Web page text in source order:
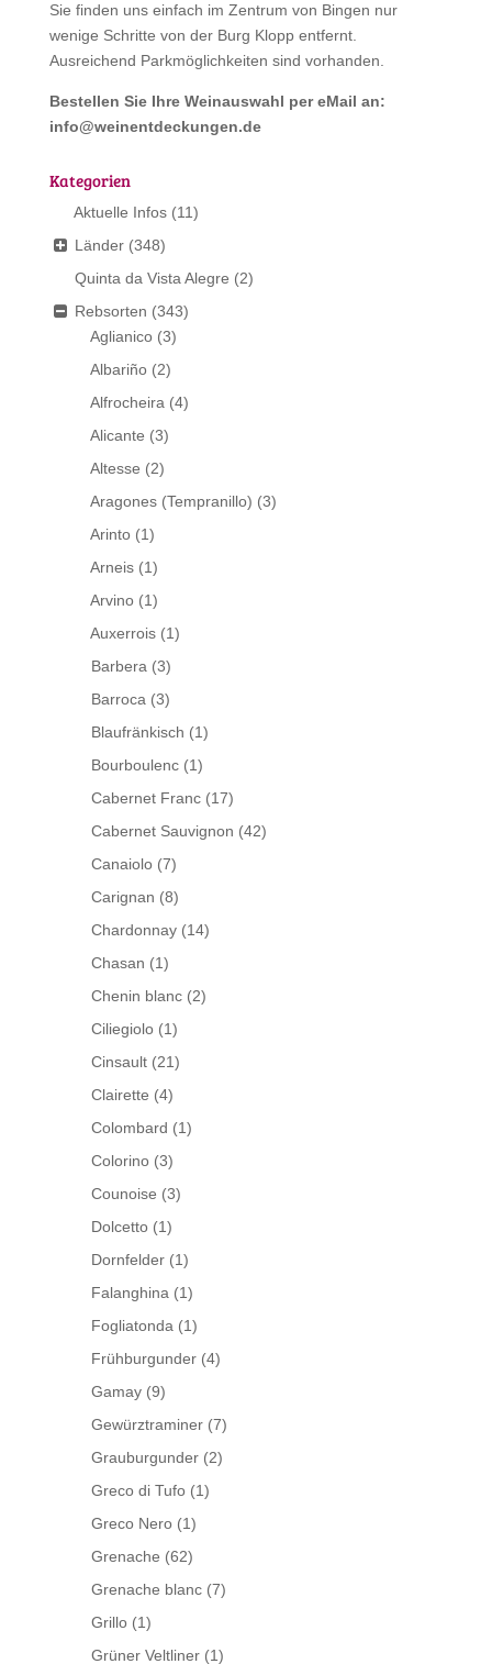
Sie finden uns einfach im Zentrum von Bingen nur
wenige Schritte von der Burg Klopp entfernt.
Ausreichend Parkmöglichkeiten sind vorhanden.
Bestellen Sie Ihre Weinauswahl per eMail an:
info@weinentdeckungen.de
Kategorien
Aktuelle Infos (11)
Länder (348)
Quinta da Vista Alegre (2)
Rebsorten (343)
Aglianico (3)
Albariño (2)
Alfrocheira (4)
Alicante (3)
Altesse (2)
Aragones (Tempranillo) (3)
Arinto (1)
Arneis (1)
Arvino (1)
Auxerrois (1)
Barbera (3)
Barroca (3)
Blaufränkisch (1)
Bourboulenc (1)
Cabernet Franc (17)
Cabernet Sauvignon (42)
Canaiolo (7)
Carignan (8)
Chardonnay (14)
Chasan (1)
Chenin blanc (2)
Ciliegiolo (1)
Cinsault (21)
Clairette (4)
Colombard (1)
Colorino (3)
Counoise (3)
Dolcetto (1)
Dornfelder (1)
Falanghina (1)
Fogliatonda (1)
Frühburgunder (4)
Gamay (9)
Gewürztraminer (7)
Grauburgunder (2)
Greco di Tufo (1)
Greco Nero (1)
Grenache (62)
Grenache blanc (7)
Grillo (1)
Grüner Veltliner (1)